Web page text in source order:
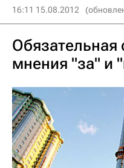
16:11 15.08.2012
Обязательная
мнения "за" и